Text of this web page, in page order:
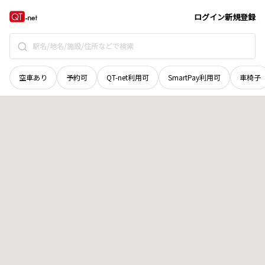
ログイン新規登録
空車あり 予約可 QT-net利用可 SmartPay利用可 車椅子
北海道